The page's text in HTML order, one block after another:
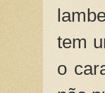
tem
o